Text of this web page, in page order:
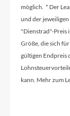
möglich. * Der
und der jeweiligen
"Dienstrad"-Preis
Größe, die sich
gültigen Endpreis
kann. Mehr zum